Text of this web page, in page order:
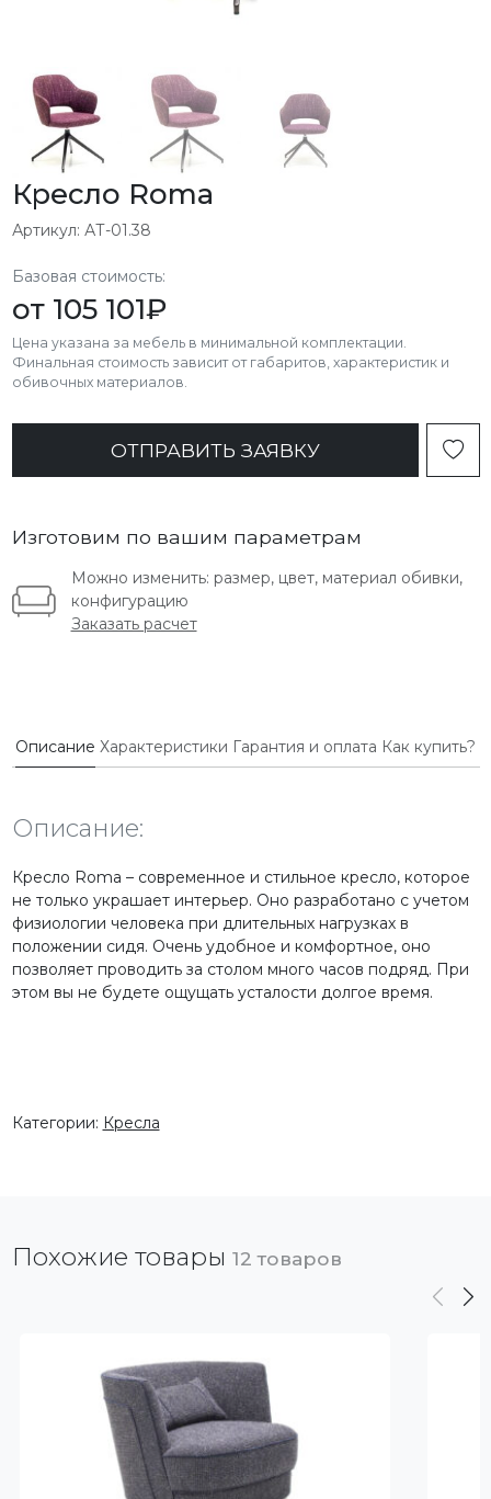
Кресло Roma
Артикул: АТ-01.38
Базовая стоимость:
от 105 101₽
Цена указана за мебель в минимальной комплектации.
Финальная стоимость зависит от габаритов, характеристик и
обивочных материалов.
ОТПРАВИТЬ ЗАЯВКУ
Изготовим по вашим параметрам
Можно изменить: размер, цвет, материал обивки,
конфигурацию
Заказать расчет
Описание Характеристики Гарантия и оплата Как купить?
Описание:
Кресло Roma – современное и стильное кресло, которое
не только украшает интерьер. Оно разработано с учетом
физиологии человека при длительных нагрузках в
положении сидя. Очень удобное и комфортное, оно
позволяет проводить за столом много часов подряд. При
этом вы не будете ощущать усталости долгое время.
Категории: Кресла
Похожие товары 12 товаров